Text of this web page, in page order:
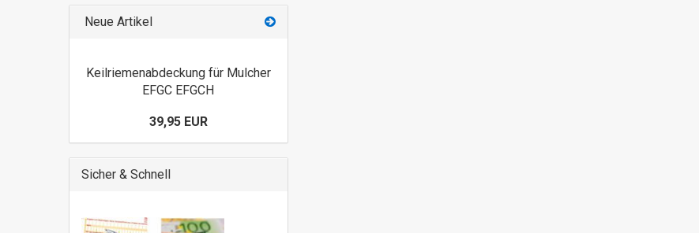
Neue Artikel
Keilriemenabdeckung für Mulcher
EFGC EFGCH
39,95 EUR
Sicher & Schnell